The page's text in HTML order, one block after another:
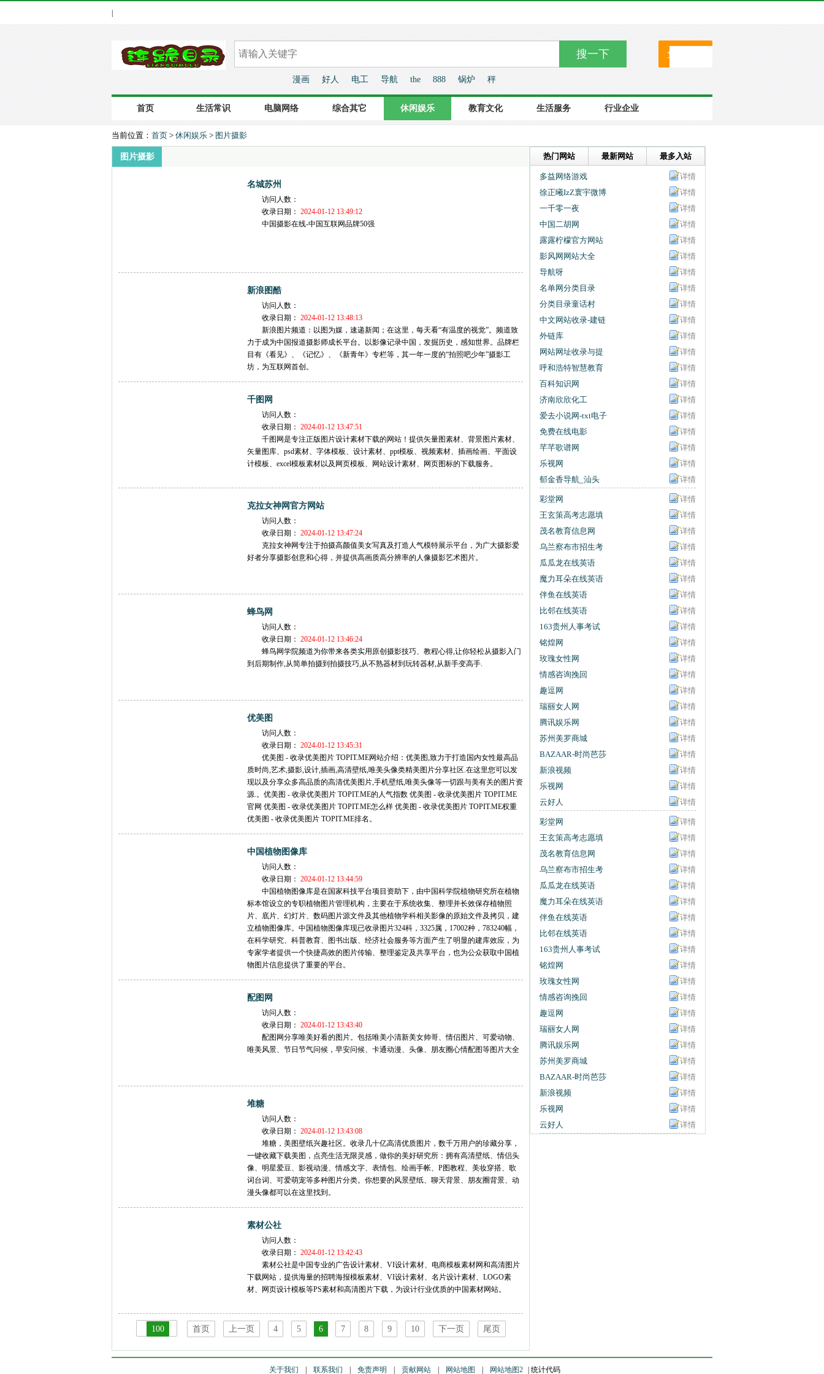
搜一下 免费提交
漫画 好人 电工 导航 the 888 锅炉 秤
首页 生活常识 电脑网络 综合其它 休闲娱乐 教育文化 生活服务 行业企业
当前位置： 首页 > 休闲娱乐 > 图片摄影
图片摄影
名城苏州
访问人数：
收录日期： 2024-01-12 13:49:12
中国摄影在线-中国互联网品牌50强
新浪图酷
访问人数：
收录日期： 2024-01-12 13:48:13
新浪图片频道：以图为媒，速递新闻；在这里，每天看“有温度的视觉”。频道致
力于成为中国报道摄影师成长平台。以影像记录中国，发掘历史，感知世界。品牌栏
目有《看见》、《记忆》、《新青年》专栏等，其一年一度的“拍照吧少年”摄影工
坊，为互联网首创。
千图网
访问人数：
收录日期： 2024-01-12 13:47:51
千图网是专注正版图片设计素材下载的网站！提供矢量图素材、背景图片素材、
矢量图库、psd素材、字体模板、设计素材、ppt模板、视频素材、插画绘画、平面设
计模板、excel模板素材以及网页模板、网站设计素材、网页图标的下载服务。
克拉女神网官方网站
访问人数：
收录日期： 2024-01-12 13:47:24
克拉女神网专注于拍摄高颜值美女写真及打造人气模特展示平台，为广大摄影爱
好者分享摄影创意和心得，并提供高画质高分辨率的人像摄影艺术图片。
蜂鸟网
访问人数：
收录日期： 2024-01-12 13:46:24
蜂鸟网学院频道为你带来各类实用原创摄影技巧、教程心得,让你轻松从摄影入门
到后期制作,从简单拍摄到拍摄技巧,从不熟器材到玩转器材,从新手变高手.
优美图
访问人数：
收录日期： 2024-01-12 13:45:31
优美图 - 收录优美图片 TOPIT.ME网站介绍：优美图,致力于打造国内女性最高品
质时尚,艺术,摄影,设计,插画,高清壁纸,唯美头像类精美图片分享社区.在这里您可以发
现以及分享众多高品质的高清优美图片,手机壁纸,唯美头像等一切跟与美有关的图片资
源.。优美图 - 收录优美图片 TOPIT.ME的人气指数 优美图 - 收录优美图片 TOPIT.ME
官网 优美图 - 收录优美图片 TOPIT.ME怎么样 优美图 - 收录优美图片 TOPIT.ME权重
优美图 - 收录优美图片 TOPIT.ME排名。
中国植物图像库
访问人数：
收录日期： 2024-01-12 13:44:59
中国植物图像库是在国家科技平台项目资助下，由中国科学院植物研究所在植物
标本馆设立的专职植物图片管理机构，主要在于系统收集、整理并长效保存植物照
片、底片、幻灯片、数码图片源文件及其他植物学科相关影像的原始文件及拷贝，建
立植物图像库。中国植物图像库现已收录图片324科，3325属，17002种，783240幅，
在科学研究、科普教育、图书出版、经济社会服务等方面产生了明显的建库效应，为
专家学者提供一个快捷高效的图片传输、整理鉴定及共享平台，也为公众获取中国植
物图片信息提供了重要的平台。
配图网
访问人数：
收录日期： 2024-01-12 13:43:40
配图网分享唯美好看的图片。包括唯美小清新美女帅哥、情侣图片、可爱动物、
唯美风景、节日节气问候，早安问候、卡通动漫、头像、朋友圈心情配图等图片大全
堆糖
访问人数：
收录日期： 2024-01-12 13:43:08
堆糖，美图壁纸兴趣社区。收录几十亿高清优质图片，数千万用户的珍藏分享，
一键收藏下载美图，点亮生活无限灵感，做你的美好研究所：拥有高清壁纸、情侣头
像、明星爱豆、影视动漫、情感文字、表情包、绘画手帐、P图教程、美妆穿搭、歌
词台词、可爱萌宠等多种图片分类。你想要的风景壁纸、聊天背景、朋友圈背景、动
漫头像都可以在这里找到。
素材公社
访问人数：
收录日期： 2024-01-12 13:42:43
素材公社是中国专业的广告设计素材、VI设计素材、电商模板素材网和高清图片
下载网站，提供海量的招聘海报模板素材、VI设计素材、名片设计素材、LOGO素
材、网页设计模板等PS素材和高清图片下载，为设计行业优质的中国素材网站。
100 首页 上一页 4 5 6 7 8 9 10 下一页 尾页
热门网站 最新网站 最多入站
多益网络游戏
详情
徐正曦IzZ寰宇微博
详情
一千零一夜
详情
中国二胡网
详情
露露柠檬官方网站
详情
影风网网站大全
详情
导航呀
详情
名单网分类目录
详情
分类目录童话村
详情
中文网站收录-建链
网
详情
外链库
详情
网站网址收录与提
交入口
详情
呼和浩特智慧教育
公共服务平台
详情
百科知识网
详情
济南欣欣化工
详情
爱去小说网-txt电子
书下载-txt小说打包
下载站
详情
免费在线电影
详情
芊芊歌谱网
详情
乐视网
详情
郁金香导航_汕头
大学网址大全_汕
大百事通
详情
彩堂网
详情
王玄策高考志愿填
报
详情
茂名教育信息网
详情
乌兰察布市招生考
试信息网
详情
瓜瓜龙在线英语
详情
魔力耳朵在线英语
详情
伴鱼在线英语
详情
比邻在线英语
详情
163贵州人事考试
信息网
详情
铭煌网
详情
玫瑰女性网
详情
情感咨询挽回
详情
趣逗网
详情
瑞丽女人网
详情
腾讯娱乐网
详情
苏州美罗商城
详情
BAZAAR-时尚芭莎
详情
新浪视频
详情
乐视网
详情
云好人
详情
彩堂网
详情
王玄策高考志愿填
报
详情
茂名教育信息网
详情
乌兰察布市招生考
试信息网
详情
瓜瓜龙在线英语
详情
魔力耳朵在线英语
详情
伴鱼在线英语
详情
比邻在线英语
详情
163贵州人事考试
信息网
详情
铭煌网
详情
玫瑰女性网
详情
情感咨询挽回
详情
趣逗网
详情
瑞丽女人网
详情
腾讯娱乐网
详情
苏州美罗商城
详情
BAZAAR-时尚芭莎
详情
新浪视频
详情
乐视网
详情
云好人
详情
关于我们 联系我们 免责声明 贡献网站 网站地图 网站地图2 统计代码